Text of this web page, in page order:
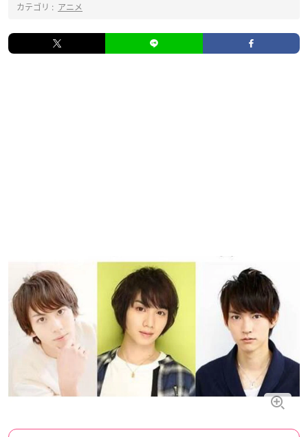
カテゴリ : アニメ